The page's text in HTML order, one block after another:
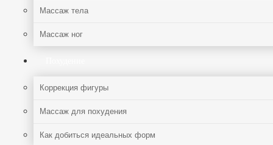
Массаж тела
Массаж ног
Коррекция фигуры
Массаж для похудения
Как добиться идеальных форм